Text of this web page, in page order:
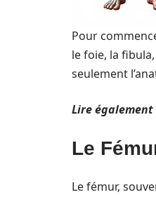
Pour
le foie, la
seulement
Lire également
Le
Le fémur,